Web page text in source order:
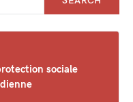
sociale